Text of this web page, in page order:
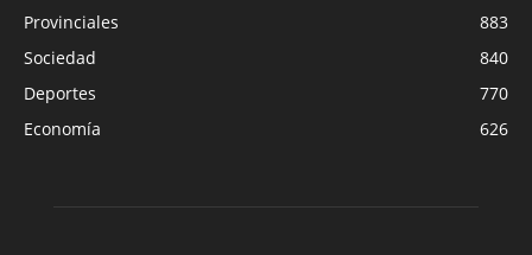
Provinciales
883
Sociedad
840
Deportes
770
Economía
626